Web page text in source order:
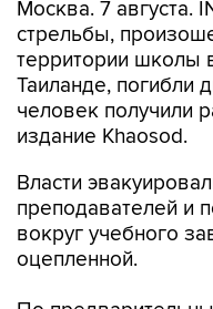
территории школы
Таиланде, погибли
человек получили
издание Khaosod.
Власти
вокруг учебного
оцепленной.
По